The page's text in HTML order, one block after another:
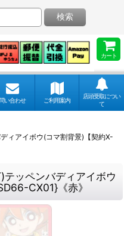
カート
検索
い合わせ ご利用案内
店頭受取につい
て
ィアイボウ(コマ割背景)【契約X-
テッペンバディアイボウ
CX01}《赤》